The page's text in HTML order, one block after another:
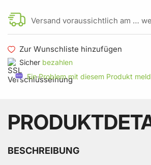
Versand voraussichtlich am …
Zur Wunschliste hinzufügen
Sicher bezahlen
Ein Problem mit diesem Produkt
BESCHREIBUNG